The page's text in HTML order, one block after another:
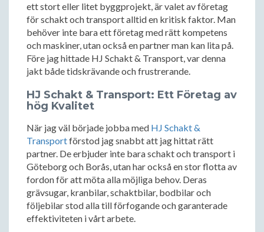
ett stort eller litet byggprojekt, är valet av företag
för schakt och transport alltid en kritisk faktor. Man
behöver inte bara ett företag med rätt kompetens
och maskiner, utan också en partner man kan lita på.
Före jag hittade HJ Schakt & Transport, var denna
jakt både tidskrävande och frustrerande.
HJ Schakt & Transport: Ett Företag av
hög Kvalitet
När jag väl började jobba med HJ Schakt &
Transportförstod jag snabbt att jag hittat rätt
partner. De erbjuder inte bara schakt och transport i
Göteborg och Borås, utan har också en stor flotta av
fordon för att möta alla möjliga behov. Deras
grävsugar, kranbilar, schaktbilar, bodbilar och
följebilar stod alla till förfogande och garanterade
effektiviteten i vårt arbete.